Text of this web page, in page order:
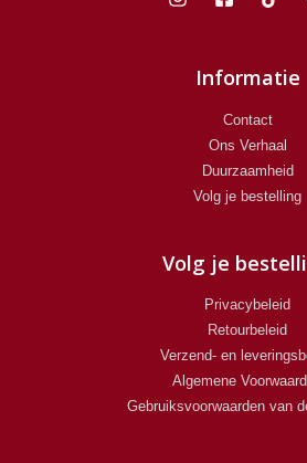
Informatie
Contact
Ons Verhaal
Duurzaamheid
Volg je bestelling
Volg je
Privacybeleid
Retourbeleid
Verzend- en
Algemene
Gebruiksvoorwaarden van